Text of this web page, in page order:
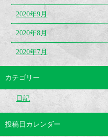
2020年9月
2020年8月
2020年7月
カテゴリー
日記
投稿日カレンダー